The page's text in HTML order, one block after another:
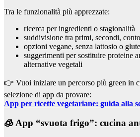
Tra le funzionalità più apprezzate:
ricerca per ingredienti o stagionalità
suddivisione tra primi, secondi,
opzioni vegane, senza lattosio o
suggerimenti per sostituire proteine
alternative vegetali
👉 Vuoi iniziare un percorso più green in
selezione di app da provare:
App per ricette vegetariane: guida alla
🧊 App “svuota frigo”: cucina